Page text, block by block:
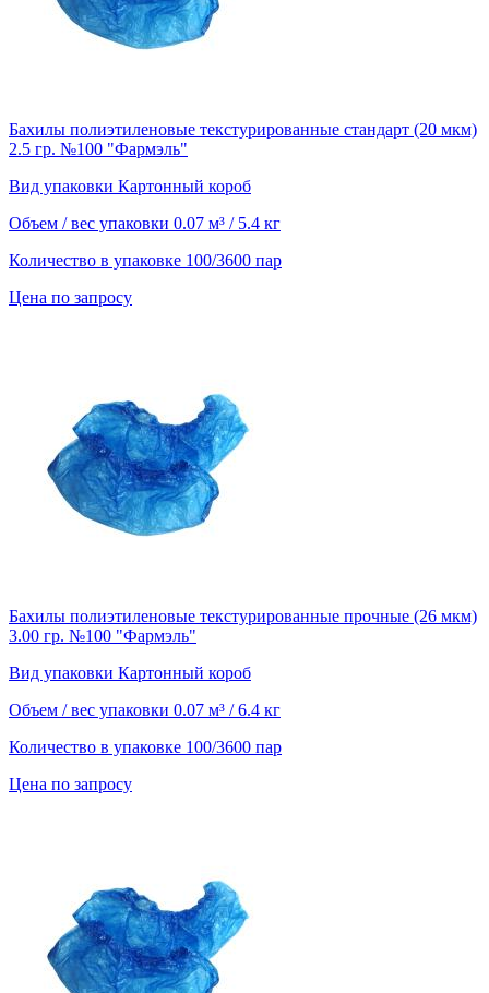
Бахилы полиэтиленовые текстурированные стандарт (20 мкм)
2.5 гр. №100 "Фармэль"
Вид упаковки Картонный короб
Объем / вес упаковки 0.07 м³ / 5.4 кг
Количество в упаковке 100/3600 пар
Цена по запросу
Бахилы полиэтиленовые текстурированные прочные (26 мкм)
3.00 гр. №100 "Фармэль"
Вид упаковки Картонный короб
Объем / вес упаковки 0.07 м³ / 6.4 кг
Количество в упаковке 100/3600 пар
Цена по запросу